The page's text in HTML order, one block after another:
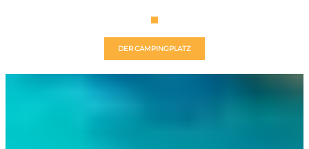
DER CAMPINGPLATZ